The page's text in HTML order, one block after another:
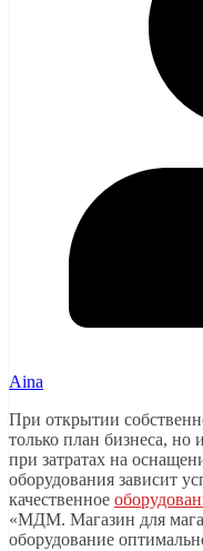
Aina
При открытии
только план бизнеса, но
при затратах на
оборудования зависит
качественное
«МДМ. Магазин для
оборудование